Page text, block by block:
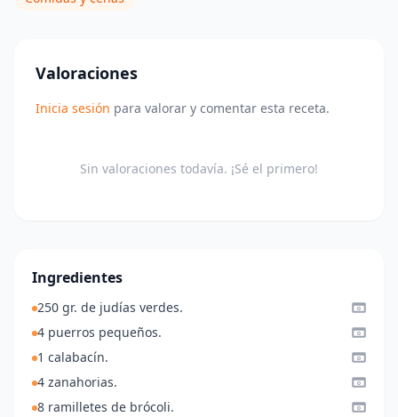
Valoraciones
Inicia sesión para valorar y comentar esta receta.
Sin valoraciones todavía. ¡Sé el primero!
Ingredientes
250 gr. de judías verdes.
4 puerros pequeños.
1 calabacín.
4 zanahorias.
8 ramilletes de brócoli.